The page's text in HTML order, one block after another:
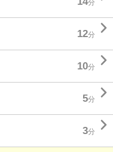
分
12分 
10分 
5分 
3分 